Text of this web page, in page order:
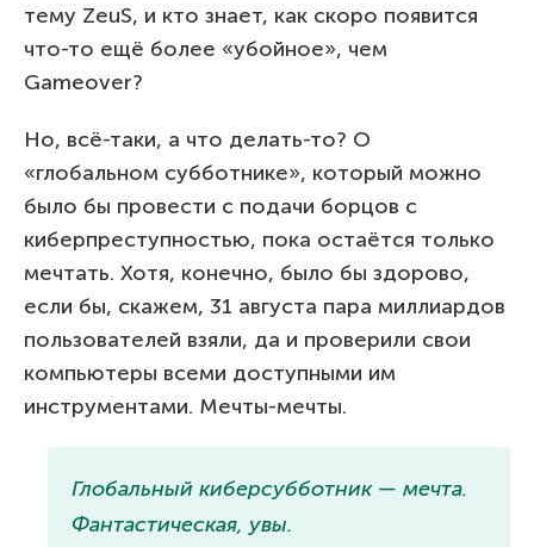
тему ZeuS, и кто знает, как скоро появится
что-то ещё более «убойное», чем
Gameover?
Но, всё-таки, а что делать-то? О
«глобальном субботнике», который можно
было бы провести с подачи борцов с
киберпреступностью, пока остаётся только
мечтать. Хотя, конечно, было бы здорово,
если бы, скажем, 31 августа пара миллиардов
пользователей взяли, да и проверили свои
компьютеры всеми доступными им
инструментами. Мечты-мечты.
Глобальный киберсубботник — мечта.
Фантастическая, увы.